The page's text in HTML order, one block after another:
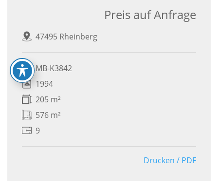
47495 Rheinberg
Preis auf Anfrage
MB-K3842
1994
205 m²
576 m²
9
Drucken / PDF